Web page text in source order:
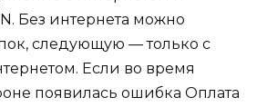
Без интернета можно
следующую — только с
Если во время
появилась ошибка Оплата